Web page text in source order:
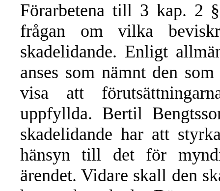
Förarbetena till 3 kap. 2
frågan om vilka
skadelidande. Enligt
anses som nämnt den
visa att
uppfyllda. Bertil
skadelidande har att
hänsyn till det för
ärendet. Vidare skall den